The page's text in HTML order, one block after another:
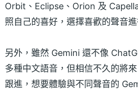
Orbit、Eclipse、Orion 及
照自己的喜好，選擇喜歡的聲音進
另外，雖然 Gemini 還不像
多種中文語音，但相信不久的將
跟進，想要體驗與不同聲音的